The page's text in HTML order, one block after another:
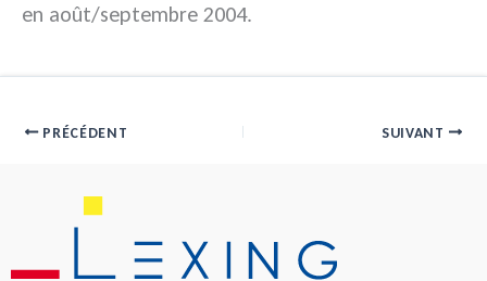
en août/septembre 2004.
PRÉCÉDENT SUIVANT